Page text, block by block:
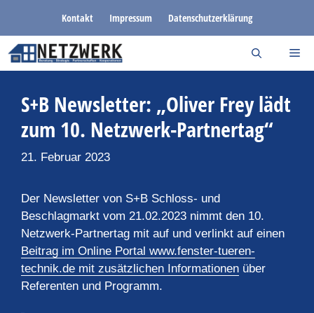
springen
Kontakt Impressum Datenschutzerklärung
S+B Newsletter: „Oliver Frey lädt
zum 10. Netzwerk-Partnertag“
21. Februar 2023
Der Newsletter von S+B Schloss- und
Beschlagmarkt vom 21.02.2023 nimmt den 10.
Netzwerk-Partnertag mit auf und verlinkt auf einen
Beitrag im Online Portal www.fenster-tueren-
technik.de mit zusätzlichen Informationen über
Referenten und Programm.